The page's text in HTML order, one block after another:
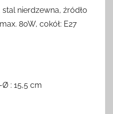
nierdzewna, źródło
80W, cokół: E27
: 15,5 cm